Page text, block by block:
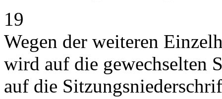
19
Wegen der weiteren
wird auf die gewechselten
auf die